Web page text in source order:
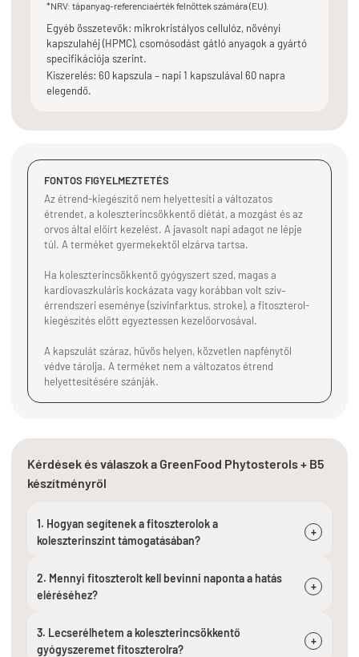
*NRV: tápanyag-referenciaérték felnőttek számára (EU).
Egyéb összetevők: mikrokristályos cellulóz, növényi
kapszulahéj (HPMC), csomósodást gátló anyagok a gyártó
specifikációja szerint.
Kiszerelés: 60 kapszula – napi 1 kapszulával 60 napra
elegendő.
FONTOS FIGYELMEZTETÉS
Az étrend-kiegészítő nem helyettesíti a változatos
étrendet, a koleszterincsökkentő diétát, a mozgást és az
orvos által előírt kezelést. A javasolt napi adagot ne lépje
túl. A terméket gyermekektől elzárva tartsa.
Ha koleszterincsökkentő gyógyszert szed, magas a
kardiovaszkuláris kockázata vagy korábban volt szív–
érrendszeri eseménye (szívinfarktus, stroke), a fitoszterol-
kiegészítés előtt egyeztessen kezelőorvosával.
A kapszulát száraz, hűvös helyen, közvetlen napfénytől
védve tárolja. A terméket nem a változatos étrend
helyettesítésére szánják.
Kérdések és válaszok a GreenFood Phytosterols + B5
készítményről
1. Hogyan segítenek a fitoszterolok a
koleszterinszint támogatásában?
+
2. Mennyi fitoszterolt kell bevinni naponta a hatás
eléréséhez?
+
3. Lecserélhetem a koleszterincsökkentő
gyógyszeremet fitoszterolra?
+